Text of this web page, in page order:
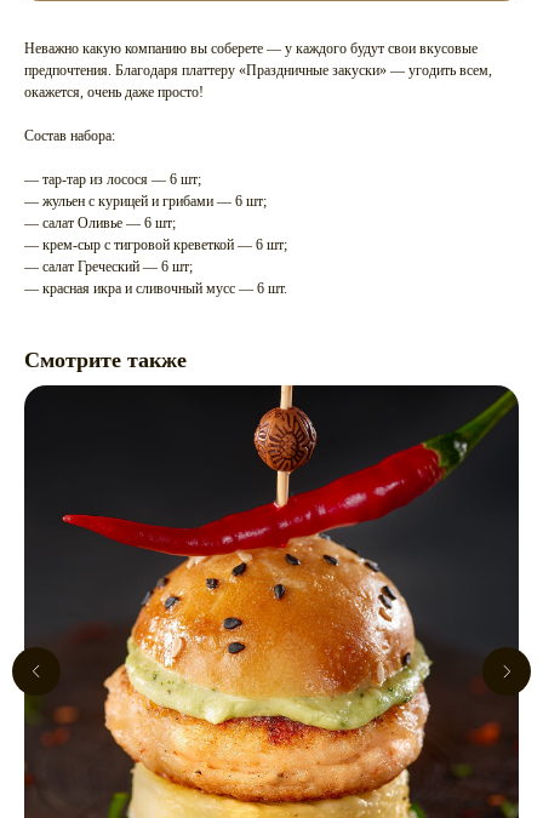
Неважно какую компанию вы соберете — у каждого будут свои вкусовые
предпочтения. Благодаря платтеру «Праздничные закуски» — угодить всем,
окажется, очень даже просто!
Состав набора:
— тар-тар из лосося — 6 шт;
— жульен с курицей и грибами — 6 шт;
— салат Оливье — 6 шт;
— крем-сыр с тигровой креветкой — 6 шт;
— салат Греческий — 6 шт;
— красная икра и сливочный мусс — 6 шт.
Смотрите также